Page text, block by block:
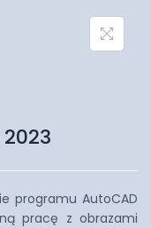
programu AutoCAD
pracę z obrazami